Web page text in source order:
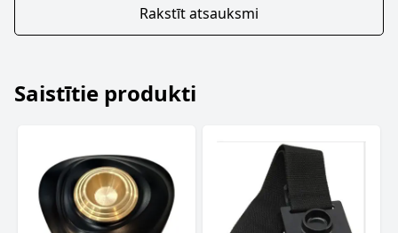
Rakstīt atsauksmi
Saistītie produkti